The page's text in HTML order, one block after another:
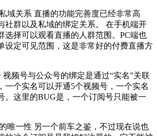
域关系 直播的功能完善度已经非常高
社群以及私域的绑定关系。 在手机端开
选择可以观看直播的人群范围。PC端也
设定可见范围，这是非常好的付费直播方
视频号与公众号的绑定是通过“实名”关联
一个实名可以开通5个视频号，一个实名
。这里的BUG是，一个订阅号只能被一
唯一性 另一个前车之鉴，不过现在说也